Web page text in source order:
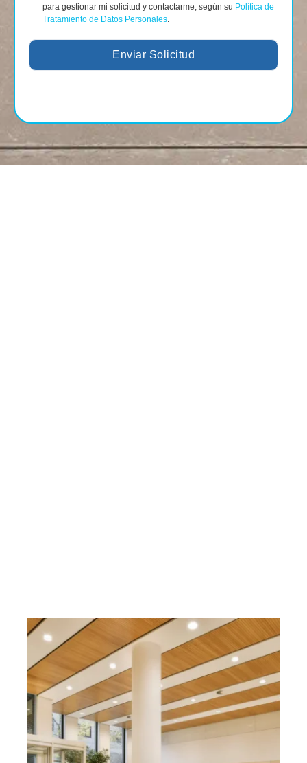
para gestionar mi solicitud y contactarme, según su Política de
Tratamiento de Datos Personales
Enviar Solicitud